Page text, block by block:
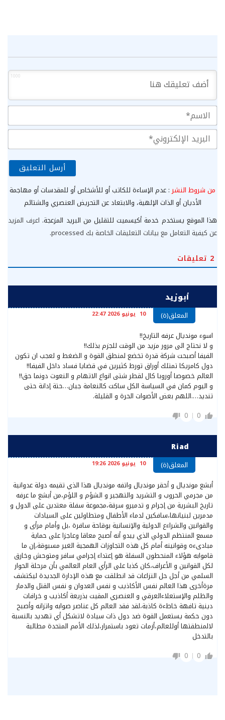
1000
من شروط النشر : عدم الإساءة للكاتب أو للأشخاص أو للمقدسات أو مهاجمة
الأديان أو الذات الإلهية، والابتعاد عن التحريض العنصري والشتائم
هذا الموقع يستخدم خدمة أكيسميت للتقليل من البريد المزعجة. اعرف المزيد
عن كيفية التعامل مع بيانات التعليقات الخاصة بك processed
.
2 تعليقات
أبوزيد
المعلق(ة) 10 يونيو 2026 22:47
اسوء مونديال عرفه التاريخ!!
و لا نحتاج الى مرور مزيد من الوقت للجزم بذلك!!
الفيفا أصبحت شركة قدرة تخضع لمنطق القوة و الضغط و لعجب ان تكون
دول كامريكا تمتلك أوراق تورط كثيرين في قضايا فساد داخل الفيفا!!
العالم خصوصا أوروبا كال لقطر شتى انواع الاتهام و النعوت دونما حق!!
و اليوم كمان في السياسة الكل ساكت كالنعامة جبان…حتة إدانة حتى
تنديد….اللهم بعض الأصوات الحرة و القليلة.
0
0
Riad
المعلق(ة) 10 يونيو 2026 19:26
أبشع مونديال و أحقر مونديال واتفه مونديال هذا الذي تقيمه دولة عدوانية
من مجرمي الحروب و التشريد والتهجير و الشؤم و اللؤم،من أبشع ما عرفه
تاريخ البشرية من إجرام و تدميرو سرقة،مجموعة سفلة معتدين على الدول و
مدمرين لبنيانها،سافكين لدماء الأطفال ومتطاولين على السيادات
والقوانين والشراءع الدولية والإنسانية بوقاحة سافرة ،بل وأمام مرأى و
مسمع المنتظم الدولي الذي يبدو أنه أصبح معاقا وعاجزا على حماية
مبادىءه وقوانينه أمام كل هذه التجاوزات الهمجية الغير مسبوقة،إن ما
قاموابه هؤلاء المنحطون السفلة هو إعتداء إجرامي سافر ومتوحش وخارق
لكل القوانين و الأعراف،كان كذبا على الرأي العام العالمي بأن مرحلة الحوار
السلمي من أجل حل النزاعات قد انطلقت مع هذه الإدارة الجديدة ليكتشف
مرةأخرى هذا العالم نفس الأكاذيب و نفس العدوان و نفس القتل والدمار
والظلم والإستعلاءالعرقي و العنصري المقيت بذريعة أكاذيب و خرافات
دينية تافهة خاطءة كاذبة،لقد فقد العالم كل عناصر صوابه واتزانه وأصبح
دون حكمة يستعمل القوة ضد دول ذات سيادة لاتشكل أي تهديد بالنسبة
لالمنطقتها أوللعالم،أزمات تعود باستمرار،لذلك الأمم المتحدة مطالبة
بالتدخل
0
0